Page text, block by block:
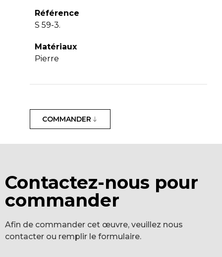
Référence
S 59-3.
Matériaux
Pierre
COMMANDER
Contactez-nous pour
commander
Afin de commander cet œuvre, veuillez nous
contacter ou remplir le formulaire.